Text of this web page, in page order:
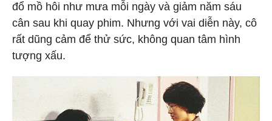
đổ mồ hôi như mưa mỗi ngày và giảm năm sáu
cân sau khi quay phim. Nhưng với vai diễn này, cô
rất dũng cảm để thử sức, không quan tâm hình
tượng xấu.